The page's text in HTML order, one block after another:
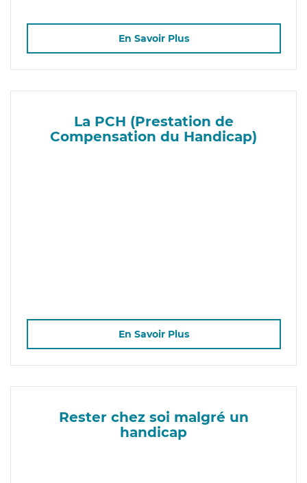
En Savoir Plus
La PCH (Prestation de
Compensation du Handicap)
En Savoir Plus
Rester chez soi malgré un
handicap